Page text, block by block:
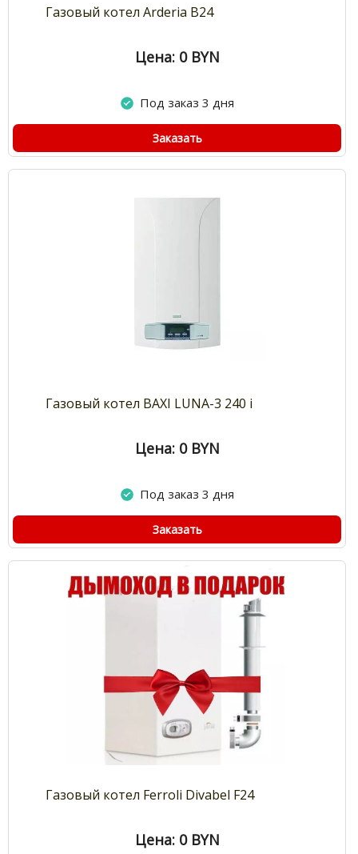
Газовый котел Arderia B24
Цена: 0 BYN
Под заказ 3 дня
Заказать
Газовый котел BAXI LUNA-3 240 i
Цена: 0 BYN
Под заказ 3 дня
Заказать
Газовый котел Ferroli Divabel F24
Цена: 0 BYN